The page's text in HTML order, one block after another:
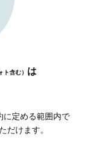
ト含む） は
に定める範囲内で
だけます。